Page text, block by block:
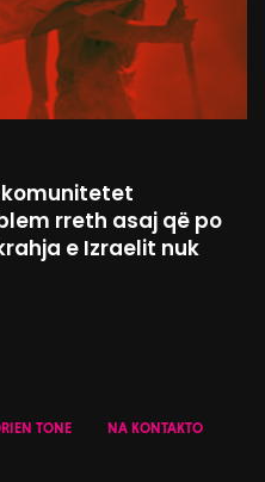
komunitetet
rreth asaj që po
e Izraelit nuk
TONE NA KONTAKTO